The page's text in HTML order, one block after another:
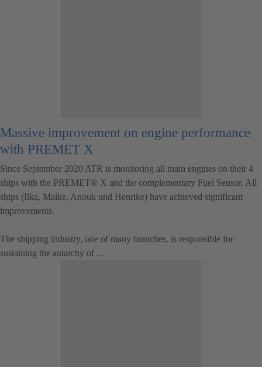
Massive improvement on engine performance
with PREMET X
Since September 2020 ATR is monitoring all main engines on their 4
ships with the PREMET® X and the complementary Fuel Sensor. All
ships (Ilka, Maike, Anouk und Henrike) have achieved significant
improvements.
The shipping industry, one of many branches, is responsible for
sustaining the autarchy of ...